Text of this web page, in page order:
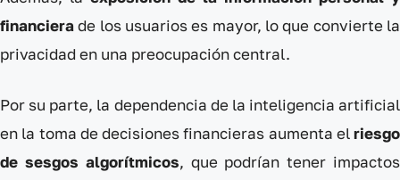
financierade los usuarios es mayor, lo que convierte la
privacidad en una preocupación central.
Por su parte, la dependencia de la inteligencia artificial
en la toma de decisiones financieras aumenta elriesgo
de sesgos algorítmicos, que podrían tener impactos